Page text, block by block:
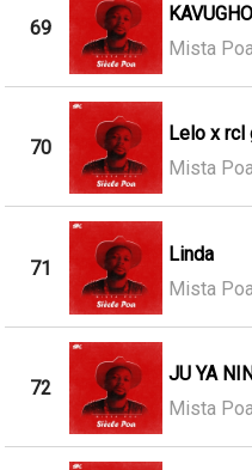
69
Mista Poa
70
Lelo x rcl
Mista
71
Linda
Mista Poa
72
JU YA
Mista